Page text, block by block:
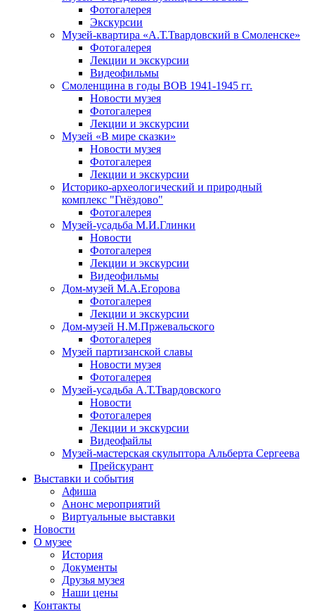
Фотогалерея
Экскурсии
Музей-квартира «А.Т.Твардовский в Смоленске»
Фотогалерея
Лекции и экскурсии
Видеофильмы
Смоленщина в годы ВОВ 1941-1945 гг.
Новости музея
Фотогалерея
Лекции и экскурсии
Музей «В мире сказки»
Новости музея
Фотогалерея
Лекции и экскурсии
Историко-археологический и природный
комплекс "Гнёздово"
Фотогалерея
Музей-усадьба М.И.Глинки
Новости
Фотогалерея
Лекции и экскурсии
Видеофильмы
Дом-музей М.А.Егорова
Фотогалерея
Лекции и экскурсии
Дом-музей Н.М.Пржевальского
Фотогалерея
Музей партизанской славы
Новости музея
Фотогалерея
Музей-усадьба А.Т.Твардовского
Новости
Фотогалерея
Лекции и экскурсии
Видеофайлы
Музей-мастерская скульптора Альберта Сергеева
Прейскурант
Выставки и события
Афиша
Анонс мероприятий
Виртуальные выставки
Новости
О музее
История
Документы
Друзья музея
Наши цены
Контакты